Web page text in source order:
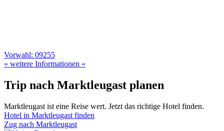
Vorwahl: 09255
» weitere Informationen «
Trip nach Marktleugast planen
Marktleugast ist eine Reise wert. Jetzt das richtige Hotel finden.
Hotel in Marktleugast finden
Zug nach Marktleugast